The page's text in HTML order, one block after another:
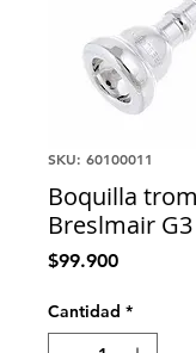
SKU: 60100011
Boquilla
Breslmair
$99.900Precio
Cantidad *